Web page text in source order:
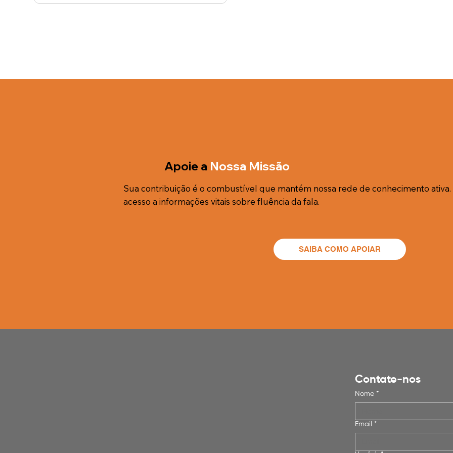
Apoie a Nossa Missão
Sua contribuição é o combustível que mantém nossa rede de conhecimento
acesso a informações vitais sobre fluência da fala.
SAIBA COMO APOIAR
Contate-nos
Nome *
Email *